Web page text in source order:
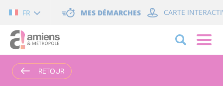
FR MES DÉMARCHES CARTE
RETOUR
RETOUR